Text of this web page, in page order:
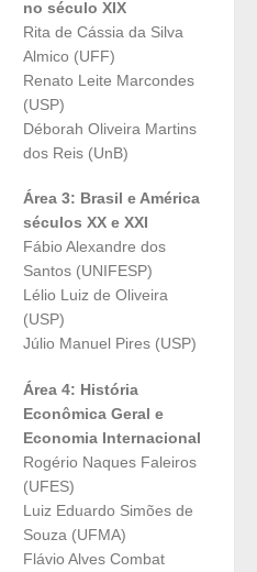
no século XIX
Rita de Cássia da Silva
Almico (UFF)
Renato Leite Marcondes
(USP)
Déborah Oliveira Martins
dos Reis (UnB)
Área 3: Brasil e América
séculos XX e XXI
Fábio Alexandre dos
Santos (UNIFESP)
Lélio Luiz de Oliveira
(USP)
Júlio Manuel Pires (USP)
Área 4: História
Econômica Geral e
Economia Internacional
Rogério Naques Faleiros
(UFES)
Luiz Eduardo Simões de
Souza (UFMA)
Flávio Alves Combat